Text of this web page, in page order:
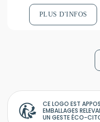
PLUS D'INFOS
CE LOGO EST
EMBALLAGES
UN GESTE ÉCO-